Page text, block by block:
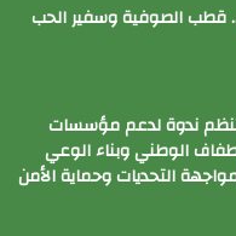
قطب الصوفية وسفير الحب
ندوة لدعم مؤسسات
الوطني وبناء الوعي
التحديات وحماية الأمن